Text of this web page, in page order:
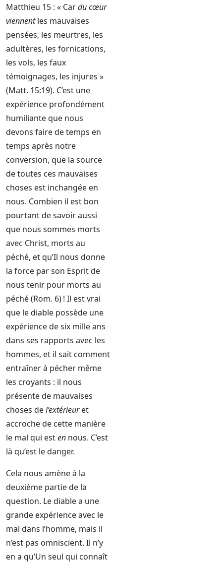
Matthieu 15 : « Cardu cœur
viennentles mauvaises
pensées, les meurtres, les
adultères, les fornications,
les vols, les faux
témoignages, les injures »
(Matt. 15:19). C’est une
expérience profondément
humiliante que nous
devons faire de temps en
temps après notre
conversion, que la source
de toutes ces mauvaises
choses est inchangée en
nous. Combien il est bon
pourtant de savoir aussi
que nous sommes morts
avec Christ, morts au
péché, et qu’Il nous donne
la force par son Esprit de
nous tenir pour morts au
péché (Rom. 6) ! Il est vrai
que le diable possède une
expérience de six mille ans
dans ses rapports avec les
hommes, et il sait comment
entraîner à pécher même
les croyants : il nous
présente de mauvaises
choses del’extérieuret
accroche de cette manière
le mal qui esten nous. C’est
là qu’est le danger.
Cela nous amène à la
deuxième partie de la
question. Le diable a une
grande expérience avec le
mal dans l’homme, mais il
n’est pas omniscient. Il n’y
en a qu’Un seul qui connaît